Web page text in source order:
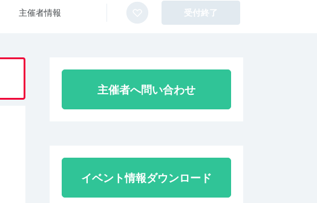
主催者情報 受付終了
主催者へ問い合わせ
イベント情報ダウンロード